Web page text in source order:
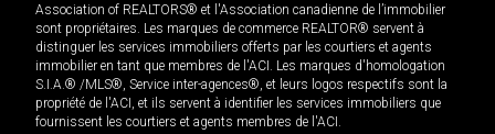
Association of REALTORS® et l'Association canadienne de l’immobilier
sont propriétaires. Les marques de commerce REALTOR® servent à
distinguer les services immobiliers offerts par les courtiers et agents
immobilier en tant que membres de l'ACI. Les marques d'homologation
S.I.A.® /MLS®, Service inter-agences®, et leurs logos respectifs sont la
propriété de l'ACI, et ils servent à identifier les services immobiliers que
fournissent les courtiers et agents membres de l'ACI.